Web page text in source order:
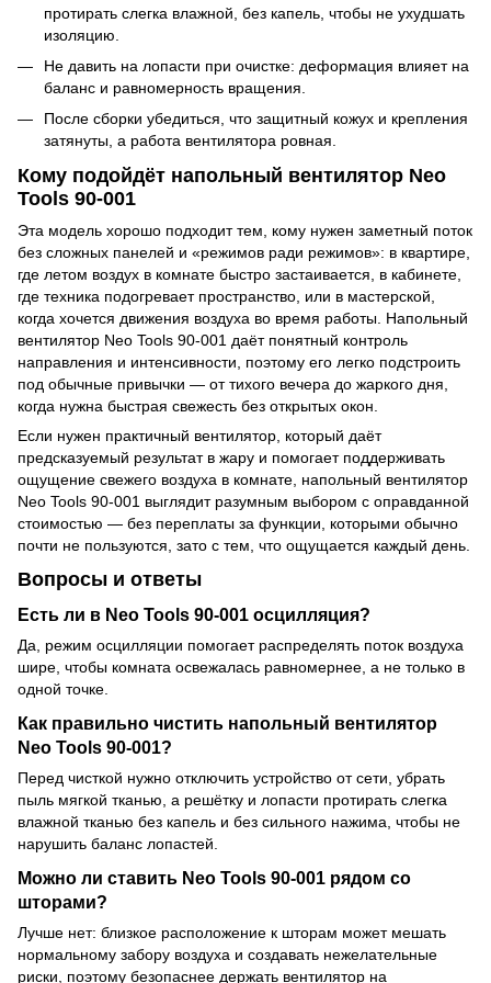
протирать слегка влажной, без капель, чтобы не ухудшать
изоляцию.
Не давить на лопасти при очистке: деформация влияет на
баланс и равномерность вращения.
После сборки убедиться, что защитный кожух и крепления
затянуты, а работа вентилятора ровная.
Кому подойдёт напольный вентилятор Neo
Tools 90-001
Эта модель хорошо подходит тем, кому нужен заметный поток
без сложных панелей и «режимов ради режимов»: в квартире,
где летом воздух в комнате быстро застаивается, в кабинете,
где техника подогревает пространство, или в мастерской,
когда хочется движения воздуха во время работы. Напольный
вентилятор Neo Tools 90-001 даёт понятный контроль
направления и интенсивности, поэтому его легко подстроить
под обычные привычки — от тихого вечера до жаркого дня,
когда нужна быстрая свежесть без открытых окон.
Если нужен практичный вентилятор, который даёт
предсказуемый результат в жару и помогает поддерживать
ощущение свежего воздуха в комнате, напольный вентилятор
Neo Tools 90-001 выглядит разумным выбором с оправданной
стоимостью — без переплаты за функции, которыми обычно
почти не пользуются, зато с тем, что ощущается каждый день.
Вопросы и ответы
Есть ли в Neo Tools 90-001 осцилляция?
Да, режим осцилляции помогает распределять поток воздуха
шире, чтобы комната освежалась равномернее, а не только в
одной точке.
Как правильно чистить напольный вентилятор
Neo Tools 90-001?
Перед чисткой нужно отключить устройство от сети, убрать
пыль мягкой тканью, а решётку и лопасти протирать слегка
влажной тканью без капель и без сильного нажима, чтобы не
нарушить баланс лопастей.
Можно ли ставить Neo Tools 90-001 рядом со
шторами?
Лучше нет: близкое расположение к шторам может мешать
нормальному забору воздуха и создавать нежелательные
риски, поэтому безопаснее держать вентилятор на